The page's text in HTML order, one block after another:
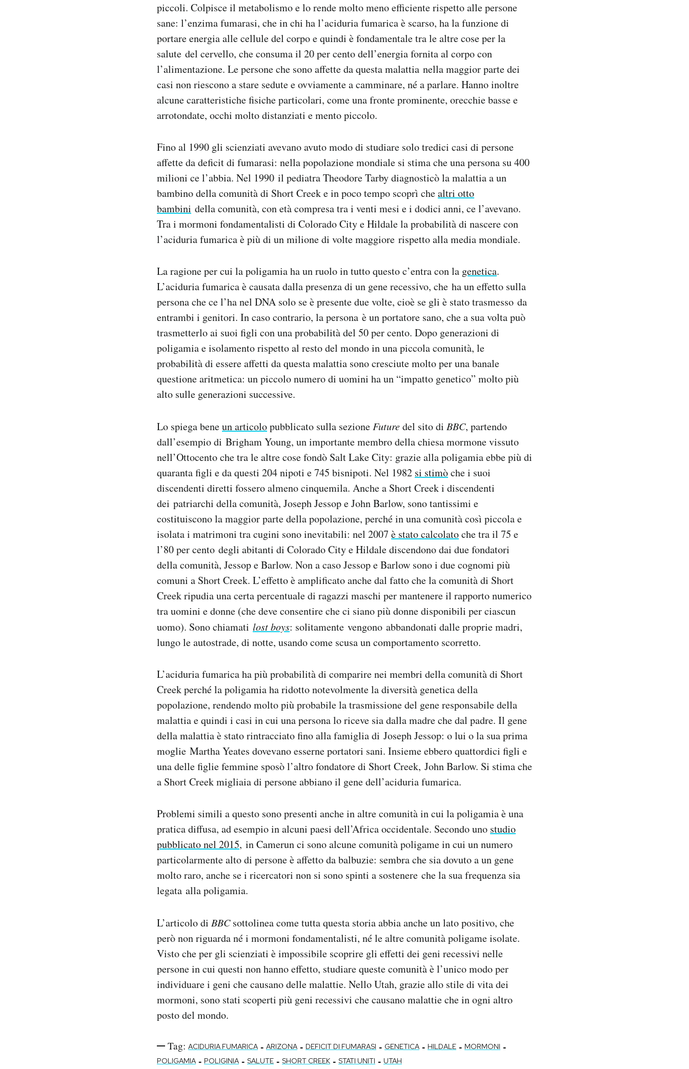
piccoli. Colpisce il metabolismo e lo rende molto meno efficiente rispetto alle persone
sane: l’enzima fumarasi, che in chi ha l’aciduria fumarica è scarso, ha la funzione di
portare energia alle cellule del corpo e quindi è fondamentale tra le altre cose per la
salute del cervello, che consuma il 20 per cento dell’energia fornita al corpo con
l’alimentazione. Le persone che sono affette da questa malattia nella maggior parte dei
casi non riescono a stare sedute e ovviamente a camminare, né a parlare. Hanno inoltre
alcune caratteristiche fisiche particolari, come una fronte prominente, orecchie basse e
arrotondate, occhi molto distanziati e mento piccolo.
Fino al 1990 gli scienziati avevano avuto modo di studiare solo tredici casi di persone
affette da deficit di fumarasi: nella popolazione mondiale si stima che una persona su 400
milioni ce l’abbia. Nel 1990 il pediatra Theodore Tarby diagnosticò la malattia a un
bambino della comunità di Short Creek e in poco tempo scoprì chealtri otto
bambini della comunità, con età compresa tra i venti mesi e i dodici anni, ce l’avevano.
Tra i mormoni fondamentalisti di Colorado City e Hildale la probabilità di nascere con
l’aciduria fumarica è più di un milione di volte maggiore rispetto alla media mondiale.
La ragione per cui la poligamia ha un ruolo in tutto questo c’entra con la genetica.
L’aciduria fumarica è causata dalla presenza di un gene recessivo, che ha un effetto sulla
persona che ce l’ha nel DNA solo se è presente due volte, cioè se gli è stato trasmesso da
entrambi i genitori. In caso contrario, la persona è un portatore sano, che a sua volta può
trasmetterlo ai suoi figli con una probabilità del 50 per cento. Dopo generazioni di
poligamia e isolamento rispetto al resto del mondo in una piccola comunità, le
probabilità di essere affetti da questa malattia sono cresciute molto per una banale
questione aritmetica: un piccolo numero di uomini ha un “impatto genetico” molto più
alto sulle generazioni successive.
Lo spiega beneun articolopubblicato sulla sezioneFuturedel sito di BBC, partendo
dall’esempio di Brigham Young, un importante membro della chiesa mormone vissuto
nell’Ottocento che tra le altre cose fondò Salt Lake City: grazie alla poligamia ebbe più di
quaranta figli e da questi 204 nipoti e 745 bisnipoti. Nel 1982 si stimòche i suoi
discendenti diretti fossero almeno cinquemila. Anche a Short Creek i discendenti
dei patriarchi della comunità, Joseph Jessop e John Barlow, sono tantissimi e
costituiscono la maggior parte della popolazione, perché in una comunità così piccola e
isolata i matrimoni tra cugini sono inevitabili: nel 2007 è stato calcolatoche tra il 75 e
l’80 per cento degli abitanti di Colorado City e Hildale discendono dai due fondatori
della comunità, Jessop e Barlow. Non a caso Jessop e Barlow sono i due cognomi più
comuni a Short Creek. L’effetto è amplificato anche dal fatto che la comunità di Short
Creek ripudia una certa percentuale di ragazzi maschi per mantenere il rapporto numerico
tra uomini e donne (che deve consentire che ci siano più donne disponibili per ciascun
uomo). Sono chiamati lost boys: solitamente vengono abbandonati dalle proprie madri,
lungo le autostrade, di notte, usando come scusa un comportamento scorretto.
L’aciduria fumarica ha più probabilità di comparire nei membri della comunità di Short
Creek perché la poligamia ha ridotto notevolmente la diversità genetica della
popolazione, rendendo molto più probabile la trasmissione del gene responsabile della
malattia e quindi i casi in cui una persona lo riceve sia dalla madre che dal padre. Il gene
della malattia è stato rintracciato fino alla famiglia di Joseph Jessop: o lui o la sua prima
moglie Martha Yeates dovevano esserne portatori sani. Insieme ebbero quattordici figli e
una delle figlie femmine sposò l’altro fondatore di Short Creek, John Barlow. Si stima che
a Short Creek migliaia di persone abbiano il gene dell’aciduria fumarica.
Problemi simili a questo sono presenti anche in altre comunità in cui la poligamia è una
pratica diffusa, ad esempio in alcuni paesi dell’Africa occidentale. Secondo uno studio
pubblicato nel 2015, in Camerun ci sono alcune comunità poligame in cui un numero
particolarmente alto di persone è affetto da balbuzie: sembra che sia dovuto a un gene
molto raro, anche se i ricercatori non si sono spinti a sostenere che la sua frequenza sia
legata alla poligamia.
L’articolo di BBCsottolinea come tutta questa storia abbia anche un lato positivo, che
però non riguarda né i mormoni fondamentalisti, né le altre comunità poligame isolate.
Visto che per gli scienziati è impossibile scoprire gli effetti dei geni recessivi nelle
persone in cui questi non hanno effetto, studiare queste comunità è l’unico modo per
individuare i geni che causano delle malattie. Nello Utah, grazie allo stile di vita dei
mormoni, sono stati scoperti più geni recessivi che causano malattie che in ogni altro
posto del mondo.
Tag: ACIDURIA FUMARICA - ARIZONA - DEFICIT DI FUMARASI - GENETICA - HILDALE - MORMONI -
POLIGAMIA - POLIGINIA - SALUTE - SHORT CREEK - STATI UNITI - UTAH